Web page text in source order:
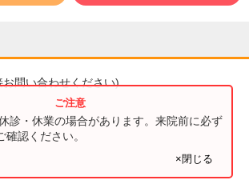
お問い合わせください)
診・休業の場合があります。来院前に必ず
認ください。
×閉じる